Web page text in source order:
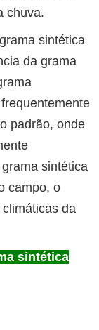
chuva.
sintética
da grama
padrão, onde
sintética
campo, o
da
sintética